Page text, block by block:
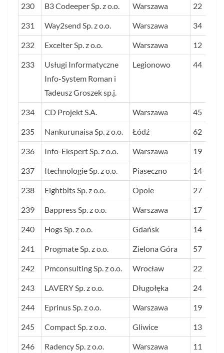
230 B3 Codeeper Sp. z o.o. Warszawa 22
231 Way2send Sp. z o.o. Warszawa 34
232 Excelter Sp. z o.o. Warszawa 12
233
Usługi Informatyczne
Info-System Roman i
Tadeusz Groszek sp.j.
Legionowo 44
234 CD Projekt S.A. Warszawa 45
235 Nankurunaisa Sp. z o.o. Łódź 62
236 Info-Ekspert Sp. z o.o. Warszawa 19
237 Itechnologie Sp. z o.o. Piaseczno 14
238 Eightbits Sp. z o.o. Opole 27
239 Bappress Sp. z o.o. Warszawa 17
240 Hogs Sp. z o.o. Gdańsk 14
241 Progmate Sp. z o.o. Zielona Góra 57
242 Pmconsulting Sp. z o.o. Wrocław 22
243 LAVERY Sp. z o.o. Długołęka 24
244 Eprinus Sp. z o.o. Warszawa 19
245 Compact Sp. z o.o. Gliwice 13
246 Radency Sp. z o.o. Warszawa 11